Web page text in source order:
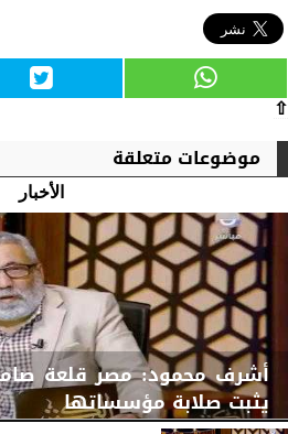
⇧
موضوعات متعلقة
الأخبار
أشرف محمود: مصر قلعة
يثبت صلابة مؤسساتها